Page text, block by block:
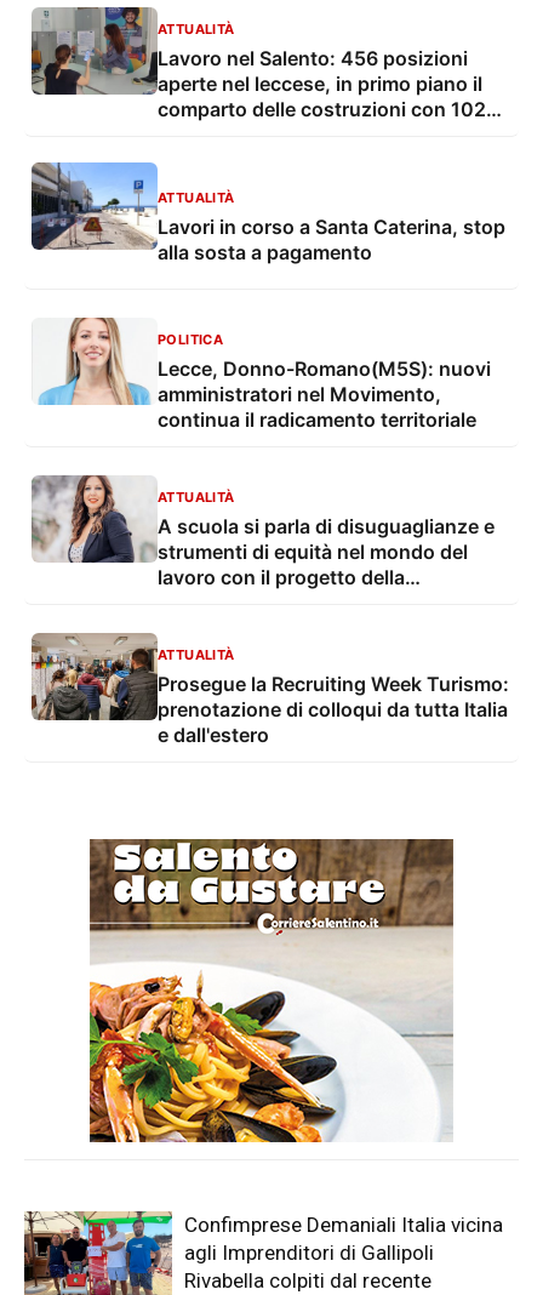
ATTUALITÀ
Lavoro nel Salento: 456 posizioni
aperte nel leccese, in primo piano il
comparto delle costruzioni con 102
ATTUALITÀ
Lavori in corso a Santa Caterina, stop
alla sosta a pagamento
POLITICA
Lecce, Donno-Romano(M5S): nuovi
amministratori nel Movimento,
continua il radicamento territoriale
ATTUALITÀ
A scuola si parla di disuguaglianze e
strumenti di equità nel mondo del
lavoro con il progetto della
ATTUALITÀ
Prosegue la Recruiting Week Turismo:
prenotazione di colloqui da tutta Italia
e dall'estero
Confimprese Demaniali Italia vicina
agli Imprenditori di Gallipoli
Rivabella colpiti dal recente